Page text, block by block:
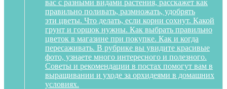
вас с разными видами растения, расскажет как
правильно поливать, размножать, удобрять
эти цветы. Что делать, если корни сохнут. Какой
грунт и горшок нужны. Как выбрать правильно
цветок в магазине при покупке. Как и когда
пересаживать. В рубрике вы увидите красивые
фото, узнаете много интересного и полезного.
Советы и рекомендации в постах помогут вам в
выращивании и уходе за орхидеями в домашних
условиях.